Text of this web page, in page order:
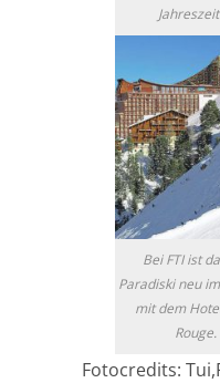
Bei FTI ist
Paradiski neu
mit dem
Fotocredits: